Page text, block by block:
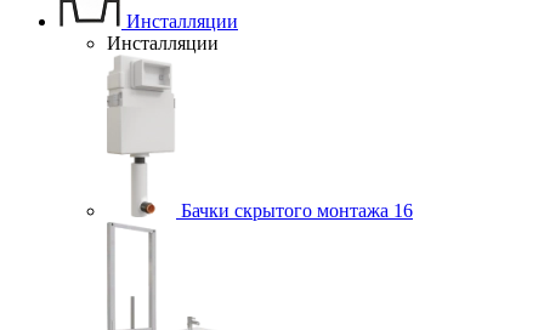
Инсталляции
Инсталляции
Бачки скрытого монтажа 16